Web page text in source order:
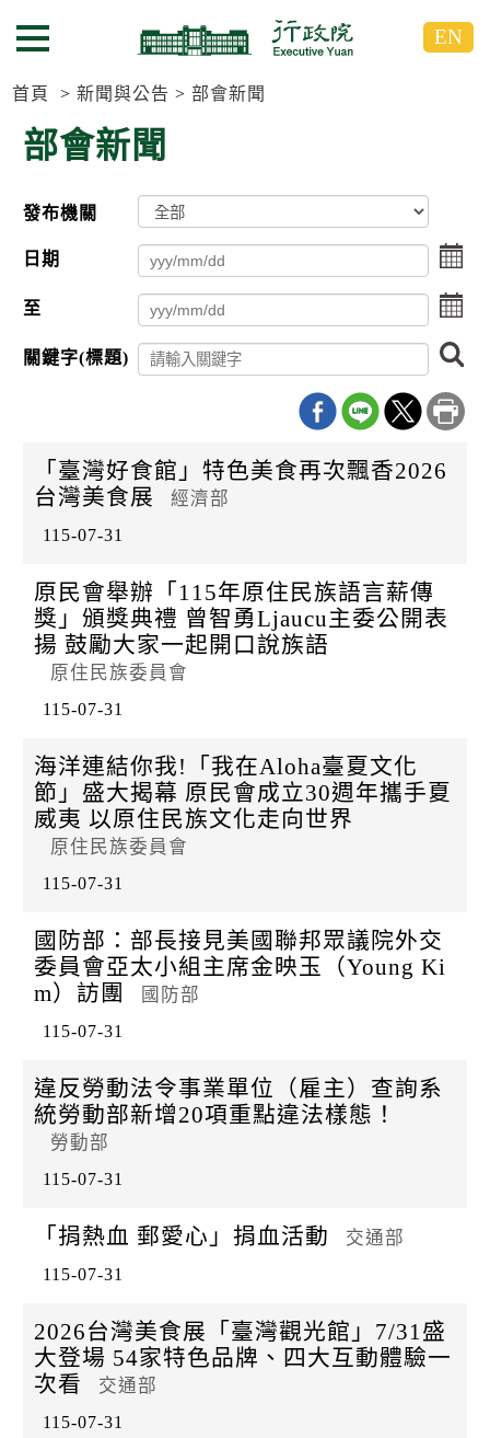
到
要
到
要
選單按鈕 EN
首頁 新聞與公告 部會新聞
部會新聞
發布機關
日期
點
擊
選
擇
期
日
至
點
擊
擇
期
迄
關鍵字(標題)
尋
「臺灣好食館」特色美食再次飄香2026
台灣美食展
經濟部
115-07-31
原民會舉辦「115年原住民族語言薪傳
獎」頒獎典禮 曾智勇Ljaucu主委公開表
揚 鼓勵大家一起開口說族語
原住民族委員會
115-07-31
海洋連結你我!「我在Aloha臺夏文化
節」盛大揭幕 原民會成立30週年攜手夏
威夷 以原住民族文化走向世界
原住民族委員會
115-07-31
國防部：部長接見美國聯邦眾議院外交
委員會亞太小組主席金映玉（Young Ki
m）訪團
國防部
115-07-31
違反勞動法令事業單位（雇主）查詢系
統勞動部新增20項重點違法樣態！
勞動部
115-07-31
「捐熱血 郵愛心」捐血活動 交通部
115-07-31
2026台灣美食展「臺灣觀光館」7/31盛
大登場 54家特色品牌、四大互動體驗一
次看
交通部
115-07-31